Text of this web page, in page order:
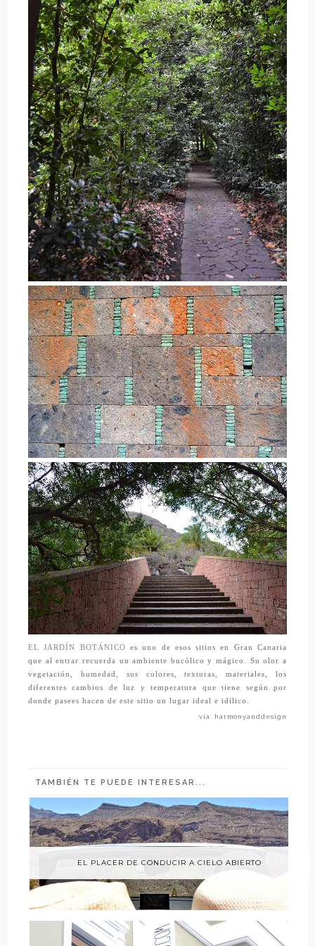
EL JARDÍN BOTÁNICO es uno de esos sitios en Gran Canaria
que al entrar recuerda un ambiente bucólico y mágico. Su olor a
vegetación, humedad, sus colores, texturas, materiales, los
diferentes cambios de luz y temperatura que tiene según por
donde pasees hacen de este sitio un lugar ideal e idílico.
vía: harmonyanddesign
TAMBIÉN TE PUEDE INTERESAR...
EL PLACER DE CONDUCIR A CIELO ABIERTO